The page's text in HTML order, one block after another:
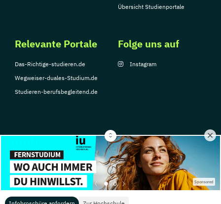
Sponsored
Übersicht Studienportale
Relevante Portale
Das-Richtige-studieren.de
Wegweiser-duales-Studium.de
Studieren-berufsbegleitend.de
Folge uns auf
Instagram
© Copyright 2026, TarGroup Media GmbH
Impressum
Datenschutzerklärung Nutzungsbedingungen